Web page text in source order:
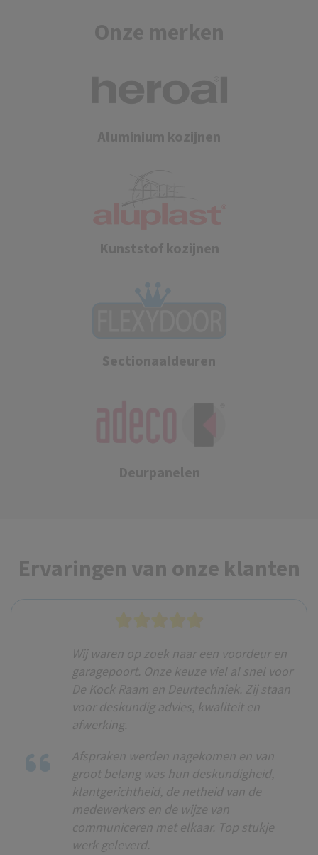
Ervaringen van onze klanten
Wij waren op zoek naar een voordeur en
garagepoort. Onze keuze viel al snel voor
De Kock Raam en Deurtechniek. Zij staan
voor deskundig advies, kwaliteit en
afwerking.
Afspraken werden nagekomen en van
groot belang was hun deskundigheid,
klantgerichtheid, de netheid van de
medewerkers en de wijze van
communiceren met elkaar. Top stukje
werk geleverd.